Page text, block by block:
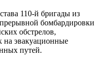
110-й бригады из
бомбардировки
обстрелов,
на эвакуационные
путей.